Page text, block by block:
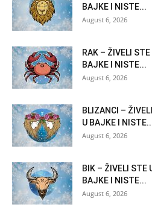
BAJKE I NISTE...
August 6, 2026
RAK – ŽIVELI STE
BAJKE I NISTE...
August 6, 2026
BLIZANCI –
U BAJKE I
August 6, 2026
BIK – ŽIVELI STE
BAJKE I NISTE...
August 6, 2026